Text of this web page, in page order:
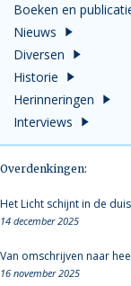
Boeken en
Nieuws
Diversen
Historie
Herinneringen
Interviews
Overdenkingen:
Het Licht schijnt in de
14 december 2025
Van omschrijven naar
16 november 2025